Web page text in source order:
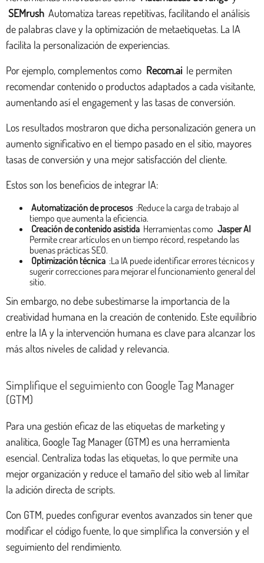
SEMrush Automatiza tareas repetitivas, facilitando el análisis
de palabras clave y la optimización de metaetiquetas. La IA
facilita la personalización de experiencias.
Por ejemplo, complementos como Recom.ai le permiten
recomendar contenido o productos adaptados a cada visitante,
aumentando así el engagement y las tasas de conversión.
Los resultados mostraron que dicha personalización genera un
aumento significativo en el tiempo pasado en el sitio, mayores
tasas de conversión y una mejor satisfacción del cliente.
Estos son los beneficios de integrar IA:
Automatización de procesos :Reduce la carga de trabajo al
tiempo que aumenta la eficiencia.
Creación de contenido asistida Herramientas como Jasper AI
Permite crear artículos en un tiempo récord, respetando las
buenas prácticas SEO.
Optimización técnica :La IA puede identificar errores técnicos y
sugerir correcciones para mejorar el funcionamiento general del
sitio.
Sin embargo, no debe subestimarse la importancia de la
creatividad humana en la creación de contenido. Este equilibrio
entre la IA y la intervención humana es clave para alcanzar los
más altos niveles de calidad y relevancia.
Simplifique el seguimiento con Google Tag Manager
(GTM)
Para una gestión eficaz de las etiquetas de marketing y
analítica, Google Tag Manager (GTM) es una herramienta
esencial. Centraliza todas las etiquetas, lo que permite una
mejor organización y reduce el tamaño del sitio web al limitar
la adición directa de scripts.
Con GTM, puedes configurar eventos avanzados sin tener que
modificar el código fuente, lo que simplifica la conversión y el
seguimiento del rendimiento.